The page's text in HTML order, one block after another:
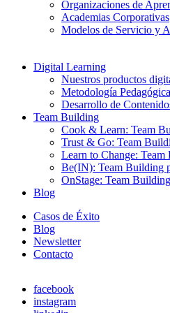
Organizaciones de
Academias Corporativas
Modelos de Servicio y
Digital Learning
Nuestros productos
Metodología Pedagógica
Desarrollo de
Team Building
Cook & Learn: Team
Trust & Go: Team
Learn to Change:
Be(IN): Team Building
OnStage: Team
Blog
Casos de Éxito
Blog
Newsletter
Contacto
facebook
instagram